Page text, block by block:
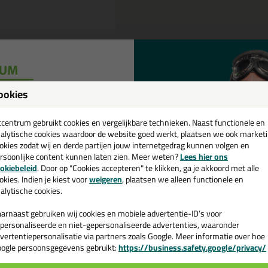
Spackmes - Softgrip in
de ANZA Spackmes - Softgrip in 200mm vandaag nog! Vandaag
je meer weten over de toepassing en kenmerken van dit product?
gebruikt cookies en vergelijkbare technieken. Naast functionele en
cookies waardoor de website goed werkt, plaatsen we ook
zodat wij en derde partijen jouw internetgedrag kunnen volgen en
content kunnen laten zien. Meer weten?Lees hier ons
. Door op "Cookies accepteren" te klikken, ga je akkoord met alle
Indien je kiest voorweigeren, plaatsen we alleen functionele en
cookies.
gebruiken wij cookies en mobiele advertentie-ID’s voor
en niet-gepersonaliseerde advertenties, waaronder
via partners zoals Google. Meer informatie over hoe
persoonsgegevens gebruikt:https://business.safety.google/privacy/
💚
en ontvang een
€35,-bij je eerste bestelling!
de actiecode ›